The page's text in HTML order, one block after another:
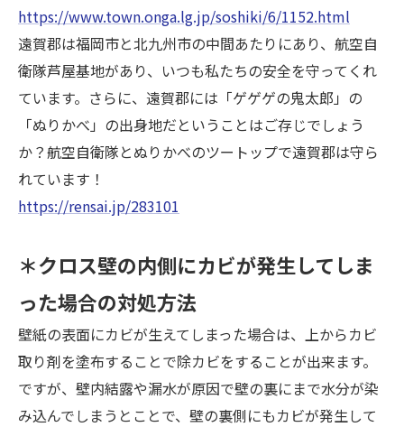
https://www.town.onga.lg.jp/soshiki/6/1152.html
遠賀郡は福岡市と北九州市の中間あたりにあり、航空自
衛隊芦屋基地があり、いつも私たちの安全を守ってくれ
ています。さらに、遠賀郡には「ゲゲゲの鬼太郎」の
「ぬりかべ」の出身地だということはご存じでしょう
か？航空自衛隊とぬりかべのツートップで遠賀郡は守ら
れています！
https://rensai.jp/283101
＊クロス壁の内側にカビが発生してしま
った場合の対処方法
壁紙の表面にカビが生えてしまった場合は、上からカビ
取り剤を塗布することで除カビをすることが出来ます。
ですが、壁内結露や漏水が原因で壁の裏にまで水分が染
み込んでしまうとことで、壁の裏側にもカビが発生して